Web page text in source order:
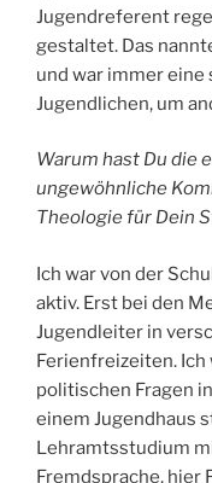
Jugendreferent
gestaltet. Das
und war immer
Jugendlichen, um
Warum hast Du die
ungewöhnliche
Theologie für Dein
Ich war von der
aktiv. Erst bei den
Jugendleiter in
Ferienfreizeiten. Ich
politischen Fragen
einem Jugendhaus
Lehramtsstudium
Fremdsprache, hier